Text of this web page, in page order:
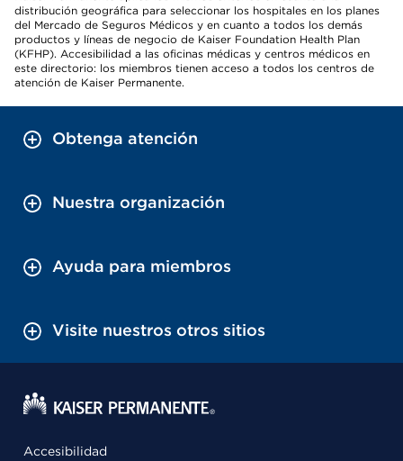
distribución geográfica para seleccionar los hospitales en los planes
del Mercado de Seguros Médicos y en cuanto a todos los demás
productos y líneas de negocio de Kaiser Foundation Health Plan
(KFHP). Accesibilidad a las oficinas médicas y centros médicos en
este directorio: los miembros tienen acceso a todos los centros de
atención de Kaiser Permanente.
Obtenga atención
Nuestra organización
Ayuda para miembros
Visite nuestros otros sitios
Accesibilidad